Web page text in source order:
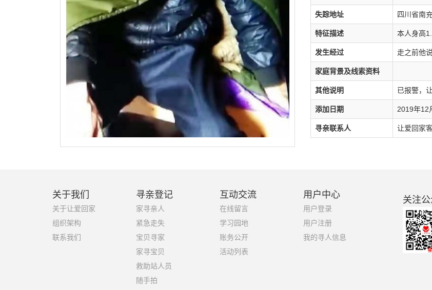
失踪地址 四川省南
特征描述 本人身高
发生经过 走之前他
家庭背景及线索资料
其他说明 已报警，
添加日期 2019年12
寻亲联系人 让爱回家
关于我们
关于让爱回家
组织架构
联系我们
寻亲登记
家寻亲人
紧急走失
宝贝寻家
家寻宝贝
救助站人员
随手拍
互动交流
在线留言
学习园地
账务公开
活动列表
用户中心
用户登录
用户注册
我的寻人信息
关注